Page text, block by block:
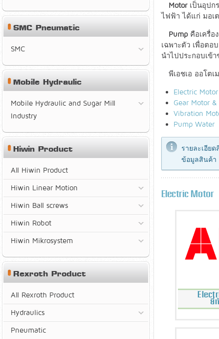
Motorเป็นอุปก
ไฟฟ้า ได้แก่ มอเ
Pumpคือเครื่อ
เฉพาะตัว เพื่อตอ
นำไปประกอบเข้
พีเอชเอ ออโต
Electric Motor
Gear Motor
Vibration
Pump Water
รายละเอีย
ข้อมูลสินค้า
Electric Motor
ยี่
SMC Pneumatic
SMC
Mobile Hydraulic
Mobile Hydraulic and Sugar Mill
Industry
Hiwin Product
All Hiwin Product
Hiwin Linear Motion
Hiwin Ball screws
Hiwin Robot
Hiwin Mikrosystem
Rexroth Product
All Rexroth Product
Hydraulics
Pneumatic